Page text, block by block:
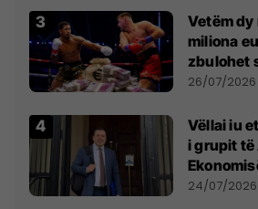
Vetëm
miliona
zbulohet
e Prenga
26/07/2026
Vëllai iu
i grupit të
mohon
24/07/2026